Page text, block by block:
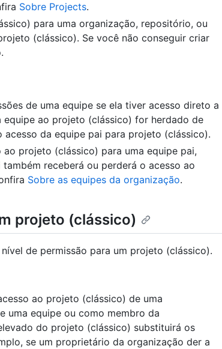
Sobre Projects.
para uma organização, repositório, ou
(clássico). Se você não conseguir criar
de uma equipe se ela tiver acesso direto a
ao projeto (clássico) for herdado de
da equipe pai para projeto (clássico).
projeto (clássico) para uma equipe pai,
receberá ou perderá o acesso ao
Sobre as equipes da organização.
projeto (clássico)
de permissão para um projeto (clássico).
ao projeto (clássico) de uma
uma equipe ou como membro da
do projeto (clássico) substituirá os
se um proprietário da organização der a